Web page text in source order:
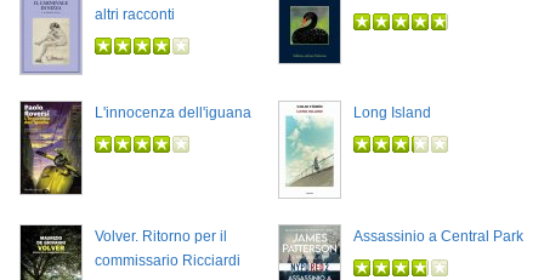
altri racconti
L'innocenza dell'iguana Long Island
Volver. Ritorno per il
commissario Ricciardi
Assassinio a Central Park